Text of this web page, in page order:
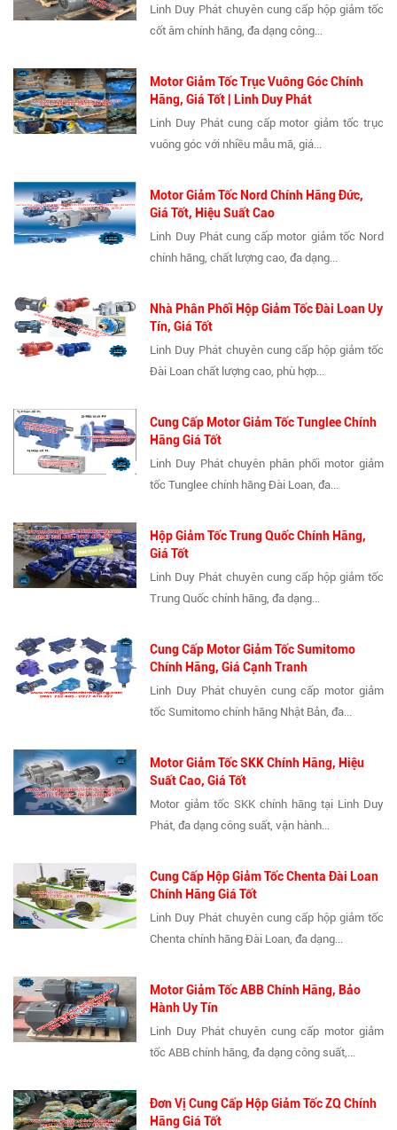
Linh Duy Phát chuyên cung cấp hộp giảm tốc
cốt âm chính hãng, đa dạng công...
Motor Giảm Tốc Trục Vuông Góc Chính
Hãng, Giá Tốt | Linh Duy Phát
Linh Duy Phát cung cấp motor giảm tốc trục
vuông góc với nhiều mẫu mã, giá...
Motor Giảm Tốc Nord Chính Hãng Đức,
Giá Tốt, Hiệu Suất Cao
Linh Duy Phát cung cấp motor giảm tốc Nord
chính hãng, chất lượng cao, đa dạng...
Nhà Phân Phối Hộp Giảm Tốc Đài Loan Uy
Tín, Giá Tốt
Linh Duy Phát chuyên cung cấp hộp giảm tốc
Đài Loan chất lượng cao, phù hợp...
Cung Cấp Motor Giảm Tốc Tunglee Chính
Hãng Giá Tốt
Linh Duy Phát chuyên phân phối motor giảm
tốc Tunglee chính hãng Đài Loan, đa...
Hộp Giảm Tốc Trung Quốc Chính Hãng,
Giá Tốt
Linh Duy Phát chuyên cung cấp hộp giảm tốc
Trung Quốc chính hãng, đa dạng...
Cung Cấp Motor Giảm Tốc Sumitomo
Chính Hãng, Giá Cạnh Tranh
Linh Duy Phát chuyên cung cấp motor giảm
tốc Sumitomo chính hãng Nhật Bản, đa...
Motor Giảm Tốc SKK Chính Hãng, Hiệu
Suất Cao, Giá Tốt
Motor giảm tốc SKK chính hãng tại Linh Duy
Phát, đa dạng công suất, vận hành...
Cung Cấp Hộp Giảm Tốc Chenta Đài Loan
Chính Hãng Giá Tốt
Linh Duy Phát chuyên cung cấp hộp giảm tốc
Chenta chính hãng Đài Loan, đa dạng...
Motor Giảm Tốc ABB Chính Hãng, Bảo
Hành Uy Tín
Linh Duy Phát chuyên cung cấp motor giảm
tốc ABB chính hãng, đa dạng công suất,...
Đơn Vị Cung Cấp Hộp Giảm Tốc ZQ Chính
Hãng Giá Tốt